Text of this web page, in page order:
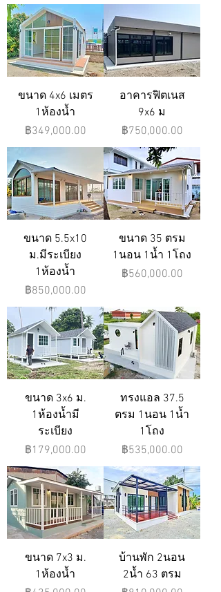
ขนาด 4x6 เมตร
1ห้องน้ำ
ราคา
฿349,000.00
อาคารฟิตเนส
9x6 ม
ราคา
฿750,000.00
ขนาด 5.5x10
ม.มีระเบียง
1ห้องน้ำ
ราคา
฿850,000.00
ขนาด 35 ตรม
1นอน 1น้ำ 1โถง
ราคา
฿560,000.00
ขนาด 3x6 ม.
1ห้องน้ำมี
ระเบียง
ราคา
฿179,000.00
ทรงแอล 37.5
ตรม 1นอน 1น้ำ
1โถง
ราคา
฿535,000.00
ขนาด 7x3 ม.
1ห้องน้ำ
บ้านพัก 2นอน
2น้ำ 63 ตรม